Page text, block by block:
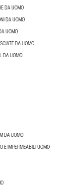
DA UOMO
DA UOMO
UOMO
DA UOMO
DA UOMO
DA UOMO
E IMPERMEABILI UOMO